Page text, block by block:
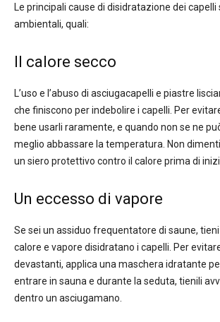
Le principali cause di disidratazione dei
ambientali, quali:
Il calore secco
L’uso e l’abuso di asciugacapelli e piastre
che finiscono per indebolire i capelli. Per
bene usarli raramente, e quando non se ne
meglio abbassare la temperatura. Non
un siero protettivo contro il calore prima di
Un eccesso di vapore
Se sei un assiduo frequentatore di saune,
calore e vapore disidratano i capelli. Per
devastanti, applica una maschera idratante
entrare in sauna e durante la seduta, tienili
dentro un asciugamano.